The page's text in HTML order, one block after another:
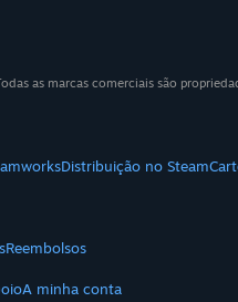
as marcas comerciais são
Distribuição no Steam
Reembolsos
A minha conta